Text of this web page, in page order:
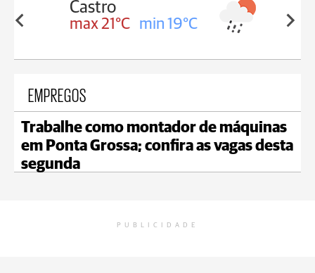
19°C max 20°C min 19°C
EMPREGOS
Trabalhe como montador de máquinas
em Ponta Grossa; confira as vagas desta
segunda
PUBLICIDADE